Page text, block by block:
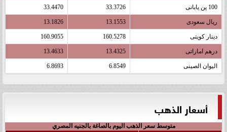
100 ين يابانى 33.3726
33.4470
ريال سعودى 13.1553
13.1826
دينار كويتى 160.5278
160.9055
درهم اماراتى 13.4325
13.4633
اليوان الصينى 6.8549
6.8693
أسعار الذهب
متوسط سعر الذهب اليوم بالصاغة بالجنيه المصري